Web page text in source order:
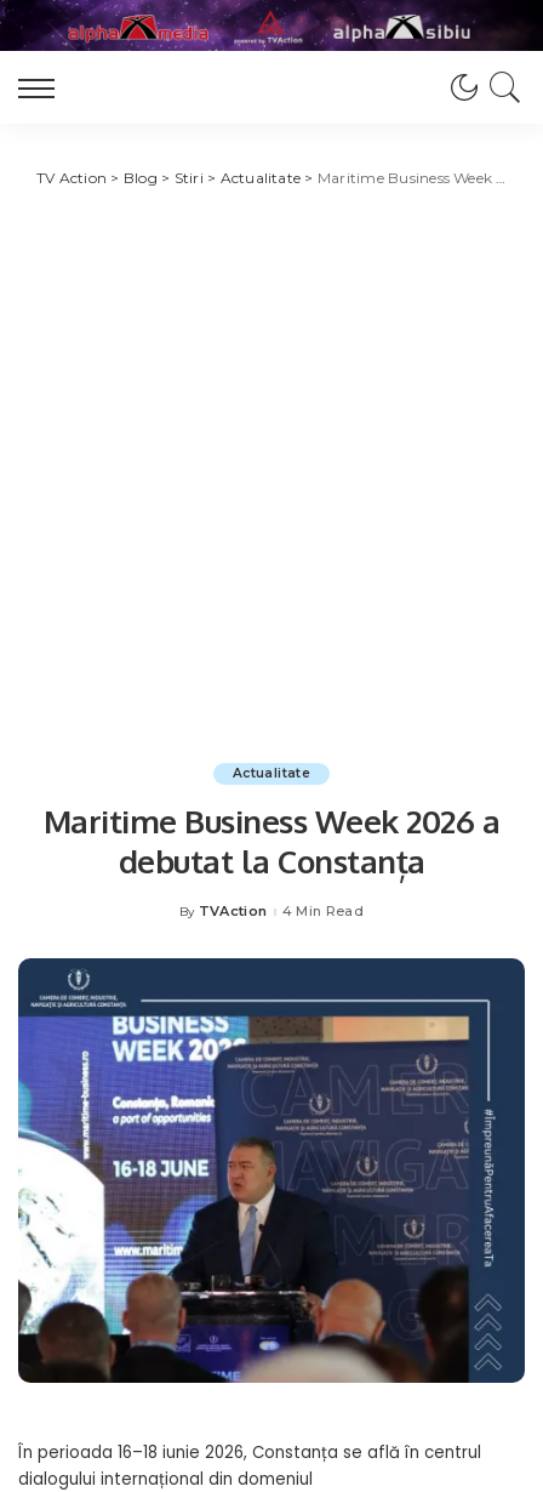
TV Action > Blog > Stiri > Actualitate > Maritime Business Week 2026 a debutat la Constanța
Actualitate
Maritime Business Week 2026 a
debutat la Constanța
Posted
By TVAction 4 Min Read
În perioada 16–18 iunie 2026, Constanța se află în centrul
dialogului internațional din domeniul